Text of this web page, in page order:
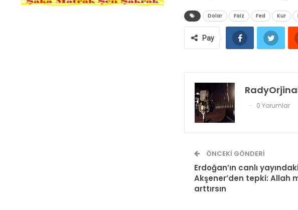
Dolar Faiz Fed Kur
Pay
0 Yorumlar
ÖNCEKI GÖNDERI
Erdoğan’ın canlı
Akşener’den tepki: Allah
arttırsın